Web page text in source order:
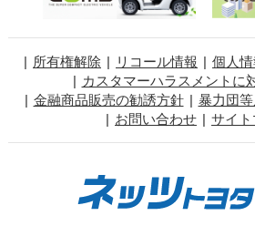
所有権解除 リコール情報
個人
カスタマーハラスメントに
金融商品販売の勧誘方針
暴力団
お問い合わせ
サイ